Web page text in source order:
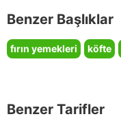
Benzer Başlıklar
fırın yemekleri köfte
Benzer Tarifler